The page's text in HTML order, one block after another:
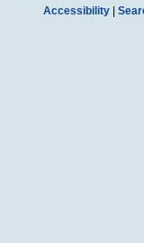
Accessibility